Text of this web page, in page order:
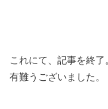
これにて、記事を終
有難うございました。